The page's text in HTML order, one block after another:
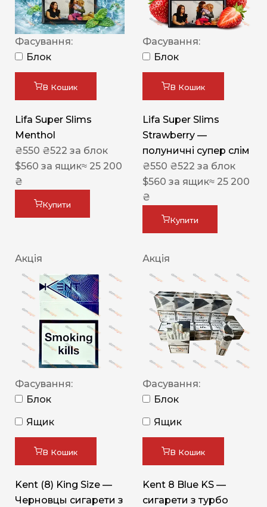
Фасування:
Блок
В Кошик
Lifa Super Slims
Menthol
₴550 ₴522 за блок
$560 за ящик≈ 25 200
₴
Купити
Фасування:
Блок
В Кошик
Lifa Super Slims
Strawberry —
полуничні супер слім
₴550 ₴522 за блок
$560 за ящик≈ 25 200
₴
Купити
Акція
Фасування:
Блок
Ящик
В Кошик
Kent (8) King Size —
Черновцы сигарети з
Акція
Фасування:
Блок
Ящик
В Кошик
Kent 8 Blue KS —
сигарети з турбо